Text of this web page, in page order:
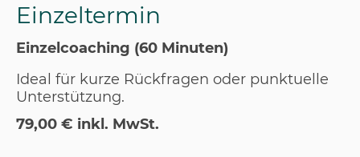
Einzeltermin
Einzelcoaching (60 Minuten)
Ideal für kurze Rückfragen oder punktuelle
Unterstützung.
79,00 € inkl. MwSt.